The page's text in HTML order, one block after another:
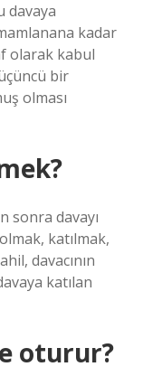
davaya
kadar
olarak kabul
bir
olması
sonra davayı
katılmak,
davacının
katılan
oturur?